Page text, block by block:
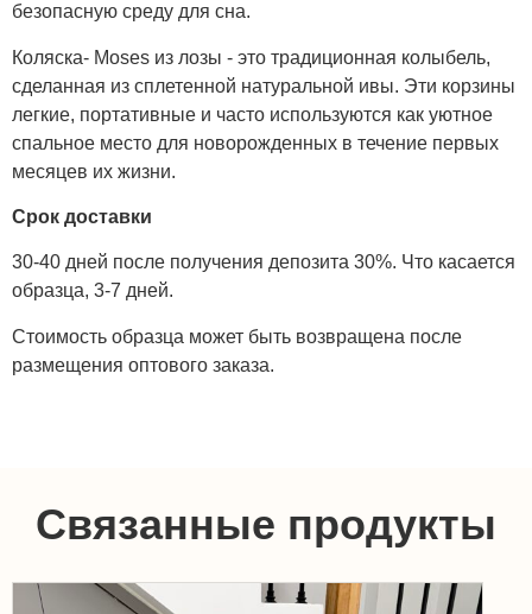
безопасную среду для сна.
Коляска- Moses из лозы - это традиционная колыбель,
сделанная из сплетенной натуральной ивы. Эти корзины
легкие, портативные и часто используются как уютное
спальное место для новорожденных в течение первых
месяцев их жизни.
Срок доставки
30-40 дней после получения депозита 30%. Что касается
образца, 3-7 дней.
Стоимость образца может быть возвращена после
размещения оптового заказа.
Связанные продукты